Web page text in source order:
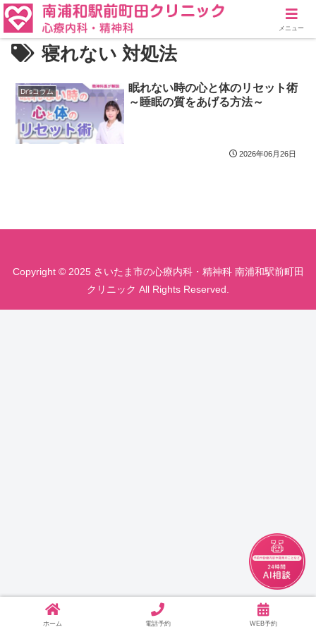
寝れない 対処法
Dr'sコラム
眠れない時の心と体のリセット術
～睡眠の質をあげる方法～
2026年06月26日
Copyright © 2025 さいたま市の心療内科・精神科 南浦和駅前町田
クリニック All Rights Reserved.
メニュー
ホーム 電話予約 WEB予約
チャット